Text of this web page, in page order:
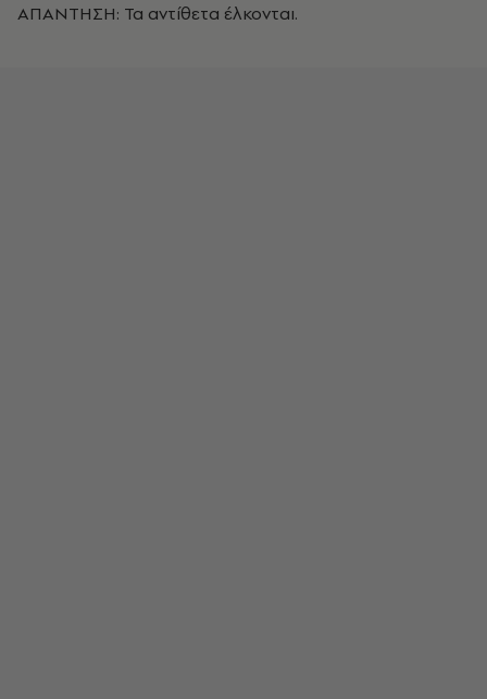
AΠANTHΣH: Τα αντίθετα έλκονται.